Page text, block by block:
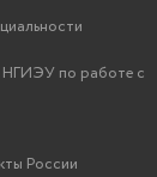
по работе с
России